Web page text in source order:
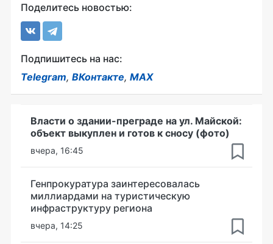
Поделитесь новостью:
Подпишитесь на нас:
Telegram, ВКонтакте, MAX
Власти о здании-преграде на ул. Майской:
объект выкуплен и готов к сносу (фото)
вчера, 16:45
Генпрокуратура заинтересовалась
миллиардами на туристическую
инфраструктуру региона
вчера, 14:25